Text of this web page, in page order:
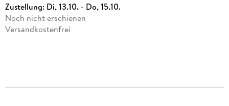
Zustellung: Di, 13.10. - Do, 15.10.
Noch nicht erschienen
Versandkostenfrei